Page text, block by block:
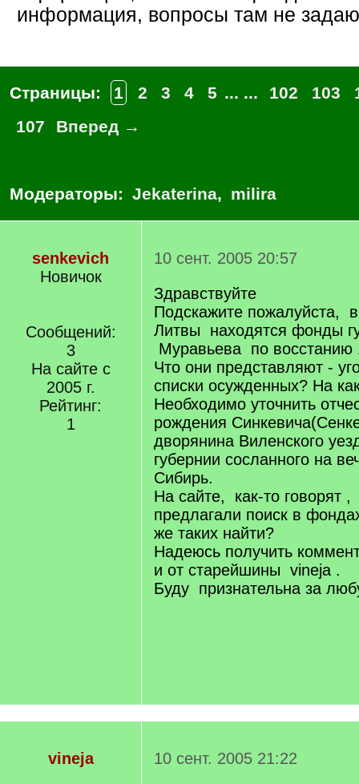
информация, вопросы там не
Страницы: 1 2 3 4 5 ... ... 102 103
107
Вперед →
Модераторы: Jekaterina, milira
senkevich
Новичок
Сообщений:
3
На сайте с
2005 г.
Рейтинг:
1
10 сент. 2005 20:57
Здравствуйте
Подскажите пожалуйста,
Литвы находятся фонды
Муравьева по восстанию
Что они представляют -
списки осужденных? На
Необходимо уточнить
рождения
дворянина Виленского
губернии сосланного на
Сибирь.
На сайте, как-то говорят
предлагали поиск в
же таких найти?
Надеюсь получить
и от старейшины vineja .
Буду признательна за
vineja
10 сент. 2005 21:22